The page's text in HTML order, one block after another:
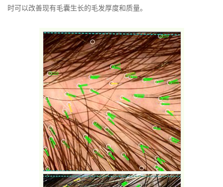
时可以改善现有毛囊生长的毛发厚度和质量。